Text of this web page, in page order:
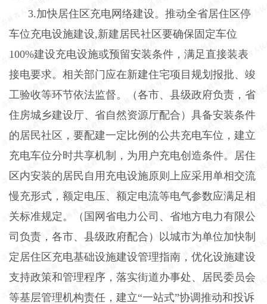
3.加快居住区充电网络建设。推动全省居住区停
车位充电设施建设,新建居民社区要确保固定车位
100%建设充电设施或预留安装条件，满足直接装表
接电要求。相关部门应在新建住宅项目规划报批、竣
工验收等环节依法监督。（各市、县级政府负责，省
住房城乡建设厅、省自然资源厅配合）具备安装条件
的居民社区，要配建一定比例的公共充电车位，建立
充电车位分时共享机制，为用户充电创造条件。居住
区内安装的居民自用充电设施原则上应采用单相交流
慢充形式，额定电压、额定电流等电气参数应满足相
关标准规定。（国网省电力公司、省地方电力有限公
司负责，各市、县级政府配合）以城市为单位加快制
定居住区充电基础设施建设管理指南，优化设施建设
支持政策和管理程序，落实街道办事处、居民委员会
等基层管理机构责任，建立“一站式”协调推动和投诉